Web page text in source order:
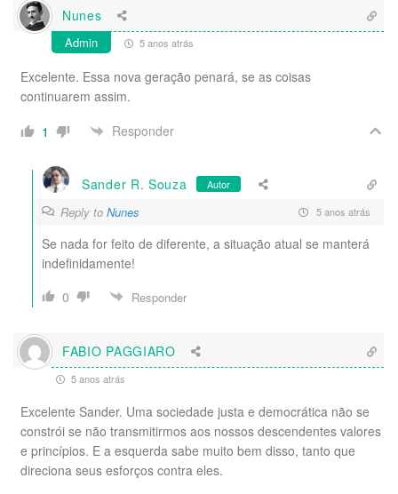
Nunes
Admin 5 anos atrás
Excelente. Essa nova geração penará, se as coisas
continuarem assim.
1
Responder
Sander R. Souza Autor
Reply to Nunes 5 anos atrás
Se nada for feito de diferente, a situação atual se manterá
indefinidamente!
0
Responder
FABIO PAGGIARO
5 anos atrás
Excelente Sander. Uma sociedade justa e democrática não se
constrói se não transmitirmos aos nossos descendentes valores
e princípios. E a esquerda sabe muito bem disso, tanto que
direciona seus esforços contra eles.